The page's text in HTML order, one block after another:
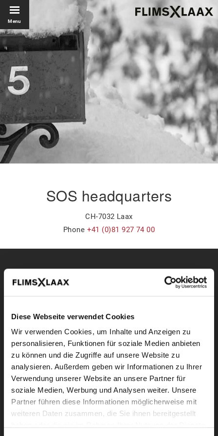
Diese Webseite verwendet Cookies
Wir verwenden Cookies, um Inhalte und Anzeigen zu
personalisieren, Funktionen für soziale Medien anbieten
zu können und die Zugriffe auf unsere Website zu
analysieren. Außerdem geben wir Informationen zu Ihrer
Verwendung unserer Website an unsere Partner für
soziale Medien, Werbung und Analysen weiter. Unsere
Partner führen diese Informationen möglicherweise mit
weiteren Daten zusammen, die Sie ihnen bereitgestellt
Menu
SOS headquarters
CH-7032 Laax
Phone +41 (0)81 927 74 00
Plan & book
Anreise
Hotels
Holiday homes
Camping
Explore
Skiing & snowboarding
Sommeraktivitäten
Current info Information
Service